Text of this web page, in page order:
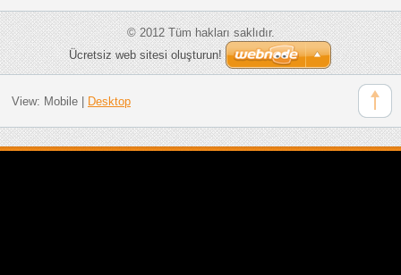
© 2012 Tüm hakları saklıdır.
Ücretsiz web sitesi oluşturun!
View: Mobile| Desktop